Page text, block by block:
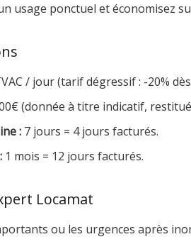
usage ponctuel et économisez
/ jour (tarif dégressif : -20%
(donnée à titre indicatif,
: 7 jours = 4 jours facturés.
1 mois = 12 jours facturés.
Locamat
ou les urgences après